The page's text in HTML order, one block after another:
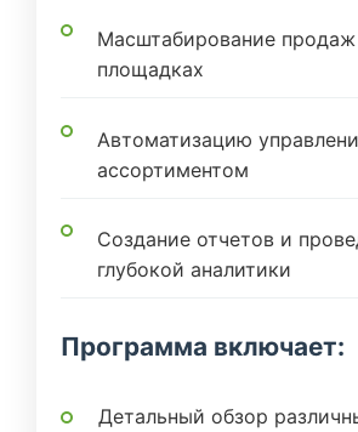
Масштабирование
площадках
Автоматизацию
ассортиментом
Создание отчетов и
глубокой аналитики
Программа включает:
Детальный обзор